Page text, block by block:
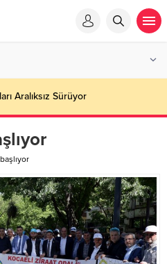
Aralıksız Sürüyor